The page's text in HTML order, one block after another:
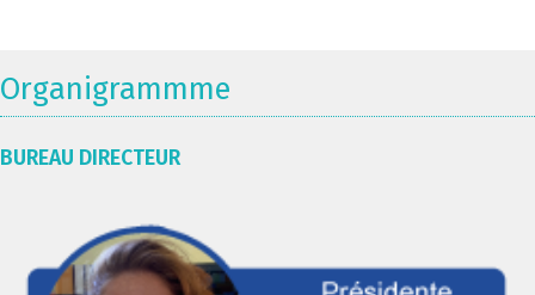
Organigrammme
BUREAU DIRECTEUR